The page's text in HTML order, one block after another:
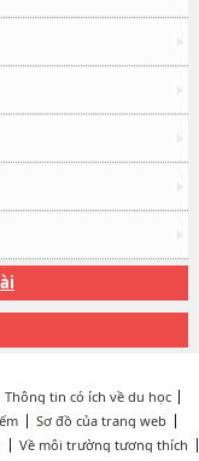
Thông tin có ích về du học
Sơ đồ của trang web
Về môi trường tương thích